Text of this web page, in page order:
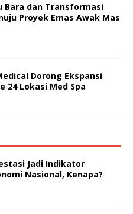
Bara dan Transformasi
Proyek Emas Awak Mas
Dorong Ekspansi
24 Lokasi Med Spa
Jadi Indikator
Nasional, Kenapa?